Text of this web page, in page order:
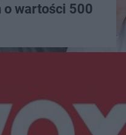
o wartości 500